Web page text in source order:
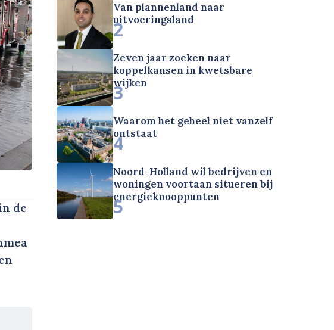
de
Van plannenland naar
uitvoeringsland
2
Zeven jaar zoeken naar
koppelkansen in kwetsbare
wijken
3
Waarom het geheel niet vanzelf
ontstaat
4
Noord-Holland wil bedrijven en
woningen voortaan situeren bij
energieknooppunten
5